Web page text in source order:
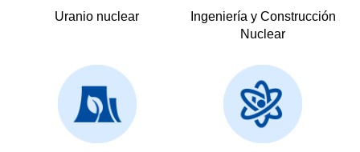
Uranio nuclear
Ingeniería y Construcción
Nuclear